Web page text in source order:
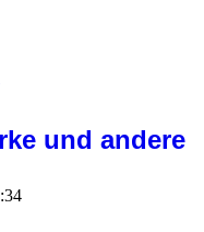
und andere